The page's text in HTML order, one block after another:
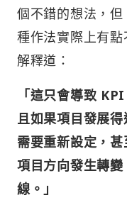
個不錯的想法，
種作法實際上有
解釋道：
「這只會導致
且如果項目發展
需要重新設定，
項目方向發生轉
線。」